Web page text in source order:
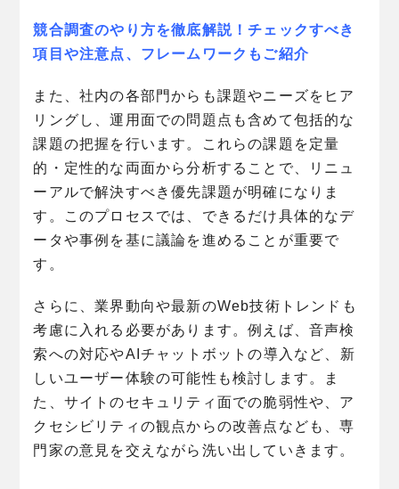
競合調査のやり方を徹底解説！チェックすべき
項目や注意点、フレームワークもご紹介
また、社内の各部門からも課題やニーズをヒア
リングし、運用面での問題点も含めて包括的な
課題の把握を行います。これらの課題を定量
的・定性的な両面から分析することで、リニュ
ーアルで解決すべき優先課題が明確になりま
す。このプロセスでは、できるだけ具体的なデ
ータや事例を基に議論を進めることが重要で
す。
さらに、業界動向や最新のWeb技術トレンドも
考慮に入れる必要があります。例えば、音声検
索への対応やAIチャットボットの導入など、新
しいユーザー体験の可能性も検討します。ま
た、サイトのセキュリティ面での脆弱性や、ア
クセシビリティの観点からの改善点なども、専
門家の意見を交えながら洗い出していきます。